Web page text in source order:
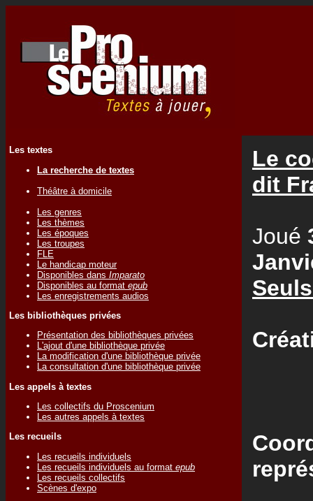
Les textes
La recherche de textes
Théâtre à domicile
Les genres
Les thèmes
Les époques
Les troupes
FLE
Le handicap moteur
Disponibles dans Imparato
Disponibles au format epub
Les enregistrements audios
Les bibliothèques privées
Présentation des bibliothèques privées
L'ajout d'une bibliothèque privée
La modification d'une bibliothèque privée
La consultation d'une bibliothèque privée
Les appels à textes
Les collectifs du Proscenium
Les autres appels à textes
Les recueils
Les recueils individuels
Les recueils individuels au format epub
Les recueils collectifs
Scènes d'expo
Le
dit
Joué